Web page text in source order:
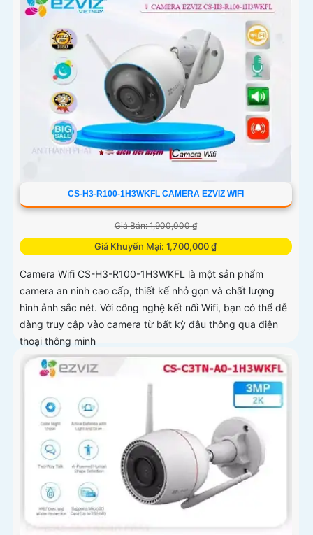
CS-H3-R100-1H3WKFL CAMERA EZVIZ WIFI
Giá Bán: 1,900,000 ₫
Giá Khuyến Mại: 1,700,000 ₫
Camera Wifi CS-H3-R100-1H3WKFL là một sản phẩm
camera an ninh cao cấp, thiết kế nhỏ gọn và chất lượng
hình ảnh sắc nét. Với công nghệ kết nối Wifi, bạn có thể dễ
dàng truy cập vào camera từ bất kỳ đâu thông qua điện
thoại thông minh